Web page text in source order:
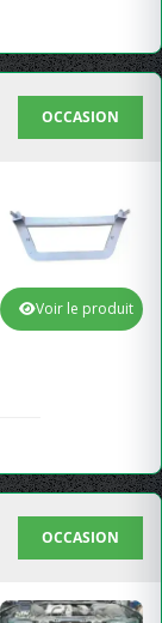
OCCASION
Voir le produit
OCCASION